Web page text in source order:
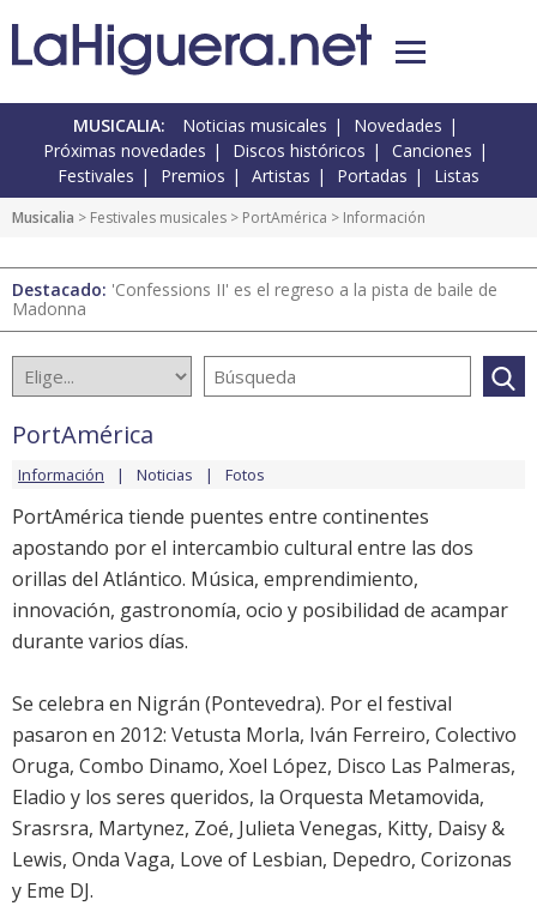
MUSICALIA: Noticias musicales
Novedades
Próximas novedades
Discos históricos
Canciones
Festivales
Premios Artistas Portadas Listas
Musicalia > Festivales musicales > PortAmérica > Información
Destacado: 'Confessions II' es el regreso a la pista de baile de
Madonna
PortAmérica
Información Noticias Fotos
PortAmérica tiende puentes entre continentes
apostando por el intercambio cultural entre las dos
orillas del Atlántico. Música, emprendimiento,
innovación, gastronomía, ocio y posibilidad de acampar
durante varios días.
Se celebra en Nigrán (Pontevedra). Por el festival
pasaron en 2012: Vetusta Morla, Iván Ferreiro, Colectivo
Oruga, Combo Dinamo, Xoel López, Disco Las Palmeras,
Eladio y los seres queridos, la Orquesta Metamovida,
Srasrsra, Martynez, Zoé, Julieta Venegas, Kitty, Daisy &
Lewis, Onda Vaga, Love of Lesbian, Depedro, Corizonas
y Eme DJ.